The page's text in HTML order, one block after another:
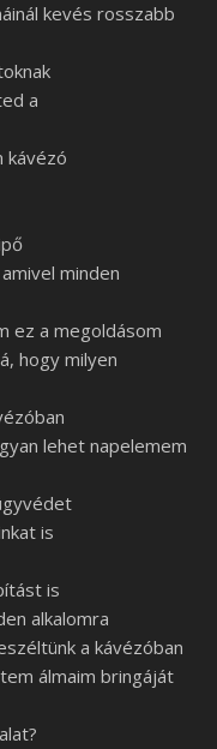
kevés rosszabb
a
kávézó
minden
ez a megoldásom
hogy milyen
lehet napelemem
is
is
alkalomra
a kávézóban
álmaim bringáját